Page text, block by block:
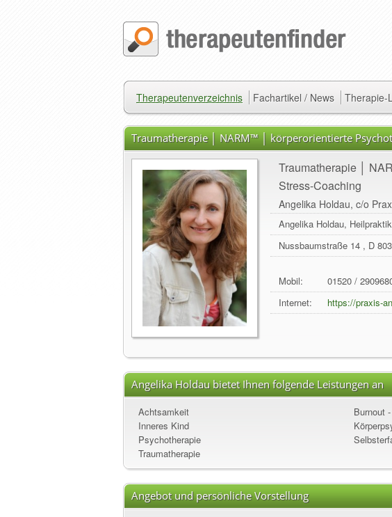
Therapeutenverzeichnis Fachartikel / News Therapie-
Traumatherapie │ NARM™ │ körperorientierte
Traumatherapie │
Stress-Coaching
Angelika Holdau, c/o
Angelika Holdau,
Nussbaumstraße 14 , D
Mobil:
01520 /
Internet:
https://praxis-
Angelika Holdau bietet Ihnen folgende Leistungen an
Achtsamkeit Burnout
Inneres Kind
Psychotherapie
Traumatherapie
Angebot und persönliche Vorstellung